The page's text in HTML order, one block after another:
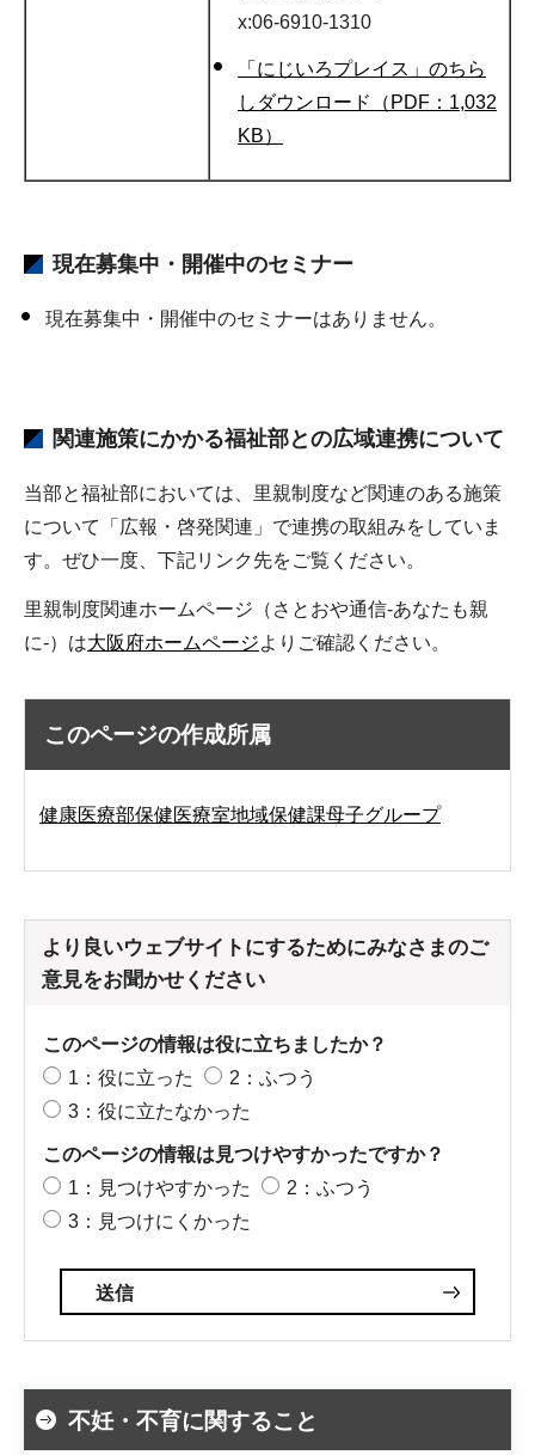
x:06-6910-1310
「にじいろプレイス」のちら
しダウンロード（PDF：1,032
KB）
現在募集中・開催中のセミナー
現在募集中・開催中のセミナーはありません。
関連施策にかかる福祉部との広域連携について
当部と福祉部においては、里親制度など関連のある施策
について「広報・啓発関連」で連携の取組みをしていま
す。ぜひ一度、下記リンク先をご覧ください。
里親制度関連ホームページ（さとおや通信-あなたも親
に-）は大阪府ホームページよりご確認ください。
このページの作成所属
健康医療部保健医療室地域保健課母子グループ
より良いウェブサイトにするためにみなさまのご
意見をお聞かせください
このページの情報は役に立ちましたか？
1：役に立った
2：ふつう
3：役に立たなかった
このページの情報は見つけやすかったですか？
1：見つけやすかった
2：ふつう
3：見つけにくかった
不妊・不育に関すること